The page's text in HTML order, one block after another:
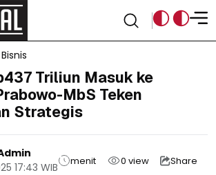
Triliun Masuk ke
MbS Teken
Strategis
17:43 WIB
menit 0 view Share